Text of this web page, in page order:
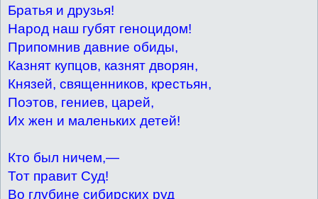
Братья и друзья!
Народ наш губят геноцидом!
Припомнив давние обиды,
Казнят купцов, казнят дворян,
Князей, священников, крестьян,
Поэтов, гениев, царей,
Их жен и маленьких детей!
Кто был ничем,—
Тот правит Суд!
Во глубине сибирских руд